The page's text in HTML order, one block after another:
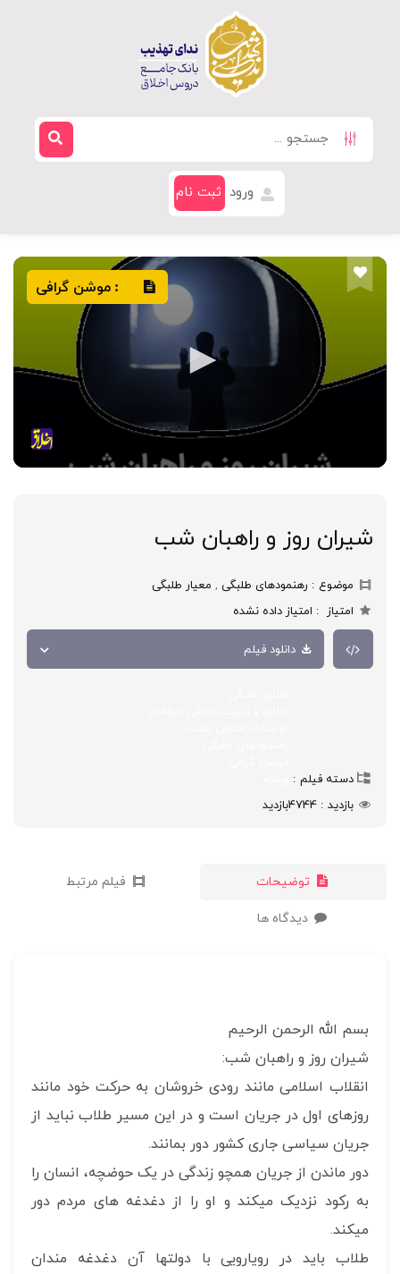
ورود ثبت نام
: موشن گرافی
شیران روز و راهبان شب
موضوع رهنمودهای طلبگی , معیار طلبگی
امتیاز
امتیاز داده نشده
دانلود فیلم
دسته فیلم
بازدید
4744بازدید
توضیحات فیلم مرتبط
دیدگاه ها
بسم الله الرحمن الرحیم
شیران روز و راهبان شب:
انقلاب اسلامی مانند رودی خروشان به حرکت خود مانند
روزهای اول در جریان است و در این مسیر طلاب نباید از
جریان سیاسی جاری کشور دور بمانند.
دور ماندن از جریان همچو زندگی در یک حوضچه، انسان را
به رکود نزدیک میکند و او را از دغدغه های مردم دور
میکند.
طلاب باید در رویارویی با دولتها آن دغدغه مندان